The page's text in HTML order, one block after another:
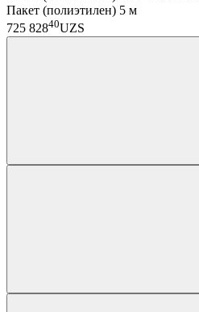
Пакет (полиэтилен) 5 м
725 82840UZS